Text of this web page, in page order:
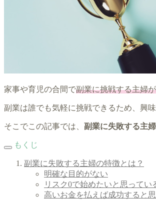
家事や育児の合間で副業に挑戦する主婦
副業は誰でも気軽に挑戦できるため、興
そこでこの記事では、 副業に失敗する主
もくじ
副業に失敗する主婦の特徴とは？
明確な目的がない
リスク0で始めたいと思ってい
高いお金を払えば成功すると